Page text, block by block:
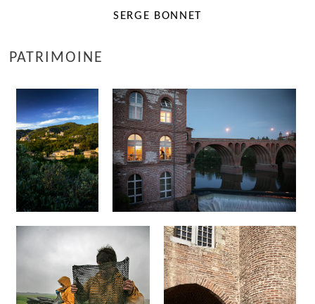
SERGE BONNET
PATRIMOINE